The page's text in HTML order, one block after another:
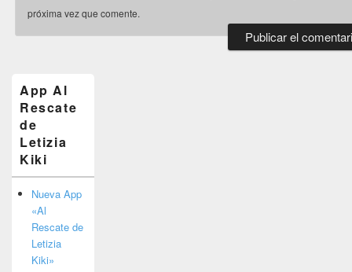
próxima vez que comente.
widget
barra
lateral
primaria
App Al
Rescate
de
Letizia
Kiki
Nueva App
«Al
Rescate de
Letizia
Kiki»